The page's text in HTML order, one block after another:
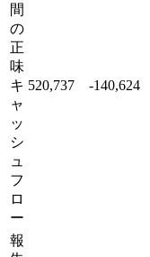
間
の
正
味
キ
ャ
ッ
シ
ュ
フ
ロ
ー
520,737 -140,624
報